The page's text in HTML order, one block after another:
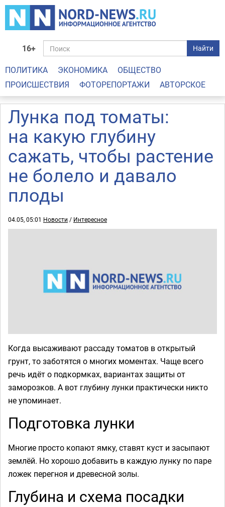
16+ Найти
ПОЛИТИКА ЭКОНОМИКА
ОБЩЕСТВО
ПРОИСШЕСТВИЯ
ФОТОРЕПОРТАЖИ АВТОРСКОЕ
Лунка под томаты:
на какую глубину
сажать, чтобы растение
не болело и давало
плоды
04.05, 05:01 Новости / Интересное
Когда высаживают рассаду томатов в открытый
грунт, то заботятся о многих моментах. Чаще всего
речь идёт о подкормках, вариантах защиты от
заморозков. А вот глубину лунки практически никто
не упоминает.
Подготовка лунки
Многие просто копают ямку, ставят куст и засыпают
землёй. Но хорошо добавить в каждую лунку по паре
ложек перегноя и древесной золы.
Глубина и схема посадки